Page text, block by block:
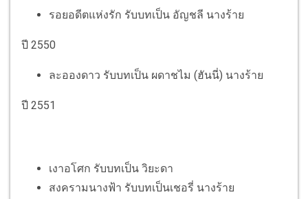
รอยอดีตแห่งรัก รับบทเป็น อัญชลี นางร้าย
ปี 2550
ละอองดาว รับบทเป็น ผดาชไม (ฮันนี่) นางร้าย
ปี 2551
เงาอโศก รับบทเป็น วิยะดา
สงครามนางฟ้า รับบทเป็นเชอรี่ นางร้าย